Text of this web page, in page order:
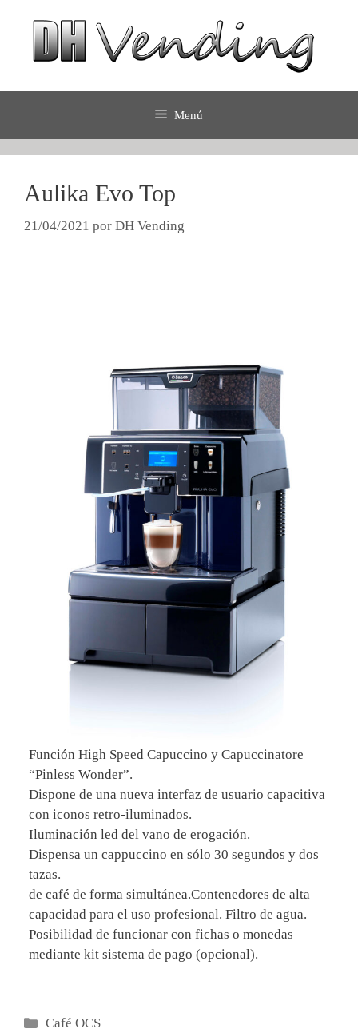
contenido
Menú
Aulika Evo Top
21/04/2021 por DH Vending
Función High Speed Capuccino y Capuccinatore
“Pinless Wonder”.
Dispone de una nueva interfaz de usuario capacitiva
con iconos retro-iluminados.
Iluminación led del vano de erogación.
Dispensa un cappuccino en sólo 30 segundos y dos
tazas.
de café de forma simultánea.Contenedores de alta
capacidad para el uso profesional. Filtro de agua.
Posibilidad de funcionar con fichas o monedas
mediante kit sistema de pago (opcional).
Categorías
Café OCS